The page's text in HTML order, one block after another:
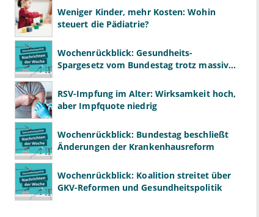
Weniger Kinder, mehr Kosten: Wohin
steuert die Pädiatrie?
Wochenrückblick: Gesundheits-
Spargesetz vom Bundestag trotz massiver
RSV-Impfung im Alter: Wirksamkeit hoch,
aber Impfquote niedrig
Wochenrückblick: Bundestag beschließt
Änderungen der Krankenhausreform
Wochenrückblick: Koalition streitet über
GKV-Reformen und Gesundheitspolitik